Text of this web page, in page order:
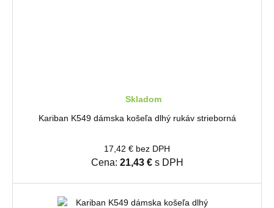
Skladom
Kariban K549 dámska košeľa dlhý rukáv strieborná
17,42 € bez DPH
Cena: 21,43 €s DPH